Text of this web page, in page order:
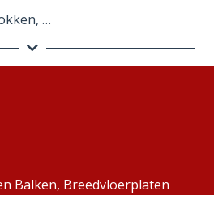
…
Balken, Breedvloerplaten